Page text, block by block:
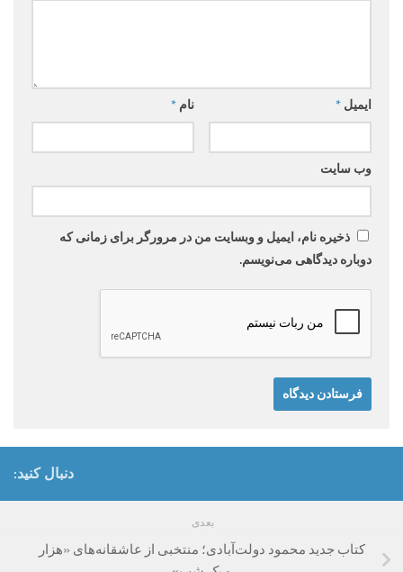
نام * ایمیل *
وب‌ سایت
ذخیره نام، ایمیل و وبسایت من در مرورگر برای زمانی که
دوباره دیدگاهی می‌نویسم.
دنبال کنید:
بعدی
کتاب جدید محمود دولت‌آبادی؛ منتخبی از عاشقانه‌های «هزار